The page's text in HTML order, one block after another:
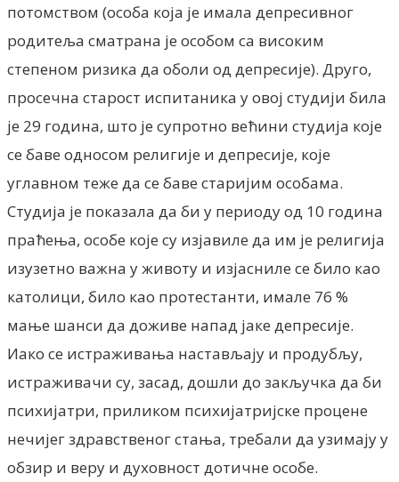
потомством (особа која је имала депресивног
родитеља сматрана је особом са високим
степеном ризика да оболи од депресије). Друго,
просечна старост испитаника у овој студији била
је 29 година, што је супротно већини студија које
се баве односом религије и депресије, које
углавном теже да се баве старијим особама.
Студија је показала да би у периоду од 10 година
праћења, особе које су изјавиле да им је религија
изузетно важна у животу и изјасниле се било као
католици, било као протестанти, имале 76 %
мање шанси да доживе напад јаке депресије.
Иако се истраживања настављају и продубљу,
истраживачи су, засад, дошли до закључка да би
психијатри, приликом психијатријске процене
нечијег здравственог стања, требали да узимају у
обзир и веру и духовност дотичне особе.